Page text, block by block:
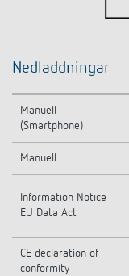
Nedladdningar
Manuell
(Smartphone)
Manuell
Information Notice
EU Data Act
CE declaration of
conformity